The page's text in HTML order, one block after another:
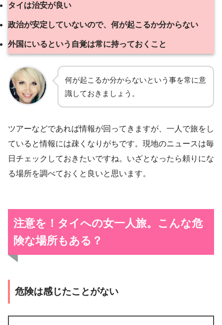
タイは治安が良い
政治が安定していないので、何が起こるか分からない
外国にいるという自覚は常に持っておくこと
何が起こるか分からないという事を常に意
識しておきましょう。
ツアーなどであれば情報が回ってきますが、一人で旅をし
ていると情報には疎くなりがちです。現地のニュースは毎
日チェックしておきたいですね。いざとなったら頼りにな
る場所を調べておくと良いと思います。
注意を！タイへの女一人旅。こんな危
険な場所もある？
危険は感じたことがない